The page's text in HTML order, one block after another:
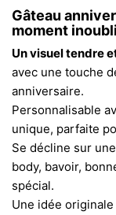
Gâteau
moment
Un visuel tendre
avec une touche
anniversaire.
Personnalisable
unique, parfaite
Se décline sur
body, bavoir,
spécial.
Une idée